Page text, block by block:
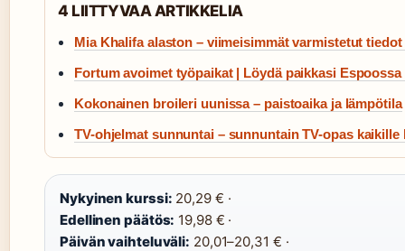
4 LIITTYVAA ARTIKKELIA
Mia Khalifa alaston – viimeisimmät varmistetut tiedot
Fortum avoimet työpaikat | Löydä paikkasi
Kokonainen broileri uunissa – paistoaika ja lämpötila
TV-ohjelmat sunnuntai – sunnuntain TV-opas kaikille
Nykyinen kurssi: 20,29 € ·
Edellinen päätös: 19,98 € ·
Päivän vaihteluväli: 20,01–20,31 € ·